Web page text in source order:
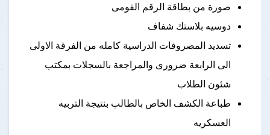
صورة من بطاقة الرقم القومى
دوسيه بلاستك شفاف
تسديد المصروفات الدراسية كامله من الفرقة الاولى
الى الرابعة ضرورى والمراجعة بالسجلات بمكتب
شئون الطلاب
طباعة الكشف الخاص بالطالب بنتيجة التربيه
العسكريه